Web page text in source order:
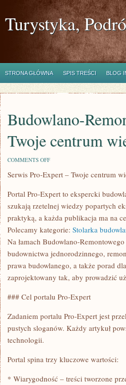
Turystyka,
STRONA GŁÓWNA SPIS TREŚCI BLOG
Budowlano-
Twoje centrum
COMMENTS OFFON
REMONTOWY
EXPERT
–
TWOJE
CENTRUM
WIEDZY
BUDOWLANEJ
Serwis Pro-Expert – Twoje centrum
Portal Pro-Expert to ekspercki
szukają rzetelnej wiedzy popartych
praktyką, a każda publikacja ma na
Polecamy kategorie: Stolarka
Na łamach Budowlano-
budownictwa jednorodzinnego,
prawa budowlanego, a także porad
zaprojektowany tak, aby prowadzić
### Cel portalu Pro-Expert
Zadaniem portalu Pro-Expert jest
pustych sloganów. Każdy artykuł
technologii.
Portal spina trzy kluczowe wartości:
* Wiarygodność – treści tworzone